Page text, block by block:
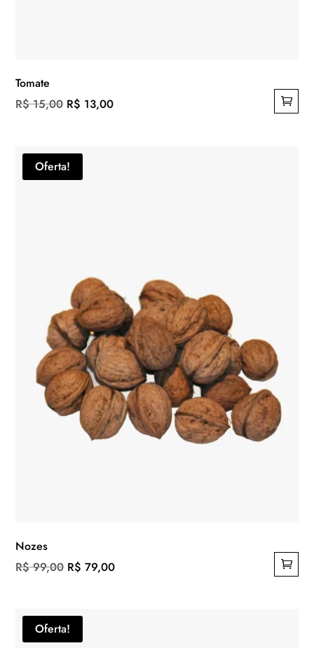
Tomate
R$15,00 O
era:
R$ 15,00.
R$ 13,00O
Oferta!
Nozes
R$99,00 O
era:
R$ 99,00.
R$ 79,00O
Oferta!